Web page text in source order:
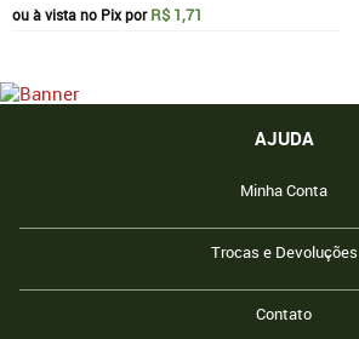
ou à vista no Pix porR$ 1,71
AJUDA
Minha Conta
Trocas e Devoluções
Contato